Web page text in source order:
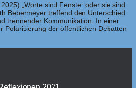
„Worte sind Fenster oder sie sind
Bebermeyer treffend den Unterschied
trennender Kommunikation. In einer
Polarisierung der öffentlichen Debatten